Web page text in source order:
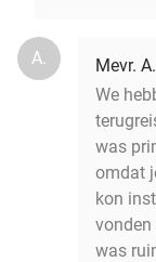
A.
Mevr.
We
was
omdat
kon
was